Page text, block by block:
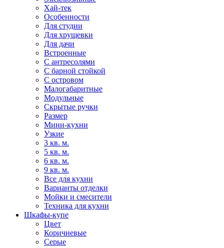
Хай-тек
Особенности
Для студии
Для хрущевки
Для дачи
Встроенные
С антресолями
С барной стойкой
С островом
Малогабаритные
Модульные
Скрытые ручки
Размер
Мини-кухни
Узкие
3 кв. м.
5 кв. м.
6 кв. м.
9 кв. м.
Все для кухни
Варианты отделки
Мойки и смесители
Техника для кухни
Шкафы-купе
Цвет
Коричневые
Серые